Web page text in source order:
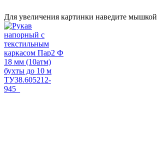
Для увеличения картинки наведите мышкой